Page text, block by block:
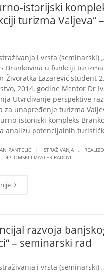
istorijski
turizma Valjeva“
i vrsta (seminarski)
Brankovina u funkciji turizma
Živoratka Lazarević student
2014. godine Mentor Dr
Utvrđivanje perspektive
za unapređenje turizma
istorijski kompleks
analizu potencijalnih
PANTELIĆ ISTRAŽIVANJA .
DIPLOMSKI I MASTER RADOVI
razvoja
– seminarski rad
i vrsta (seminarski)